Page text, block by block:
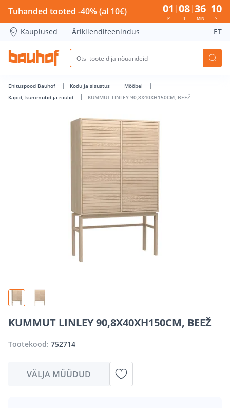
KUMMUT LINLEY 90,8X40XH150CM, BEEŽ - Bauhof has
Tuhanded tooted -40% (al 10€) 01
P
08
T
36
MIN
09
S
Kauplused Äriklienditeenindus ET
Ehituspood Bauhof Kodu ja sisustus
Mööbel
Kapid, kummutid ja riiulid
KUMMUT LINLEY 90,8X40XH150CM, BEEŽ
KUMMUT LINLEY 90,8X40XH150CM, BEEŽ
Tootekood: 752714
VÄLJA MÜÜDUD